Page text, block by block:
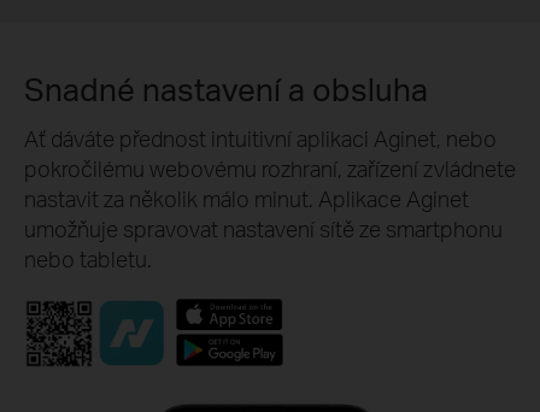
Snadné nastavení a obsluha
Ať dáváte přednost intuitivní aplikaci Aginet, nebo
pokročilému webovému rozhraní, zařízení zvládnete
nastavit za několik málo minut. Aplikace Aginet
umožňuje spravovat nastavení sítě ze smartphonu
nebo tabletu.